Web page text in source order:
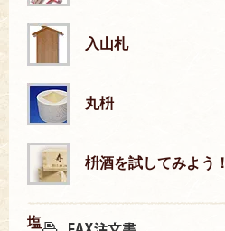
入山札
丸枡
枡酒を試してみよう！
塩